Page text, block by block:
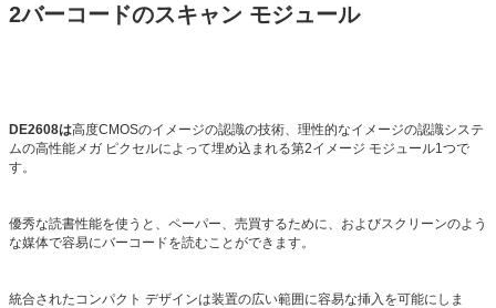
2バーコードのスキャン モジュール
DE2608は高度CMOSのイメージの認識の技術、理性的なイメージの認識システ
ムの高性能メガ ピクセルによって埋め込まれる第2イメージ モジュール1つで
す。
優秀な読書性能を使うと、ペーパー、売買するために、およびスクリーンのよう
な媒体で容易にバーコードを読むことができます。
統合されたコンパクト デザインは装置の広い範囲に容易な挿入を可能にしま